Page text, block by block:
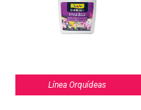
Línea Orquídeas